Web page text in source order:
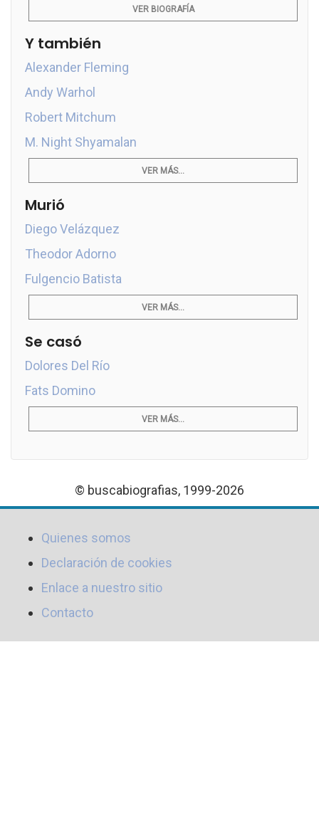
VER BIOGRAFÍA
Y también
Alexander Fleming
Andy Warhol
Robert Mitchum
M. Night Shyamalan
VER MÁS...
Murió
Diego Velázquez
Theodor Adorno
Fulgencio Batista
VER MÁS...
Se casó
Dolores Del Río
Fats Domino
VER MÁS...
© buscabiografias, 1999-2026
Quienes somos
Declaración de cookies
Enlace a nuestro sitio
Contacto